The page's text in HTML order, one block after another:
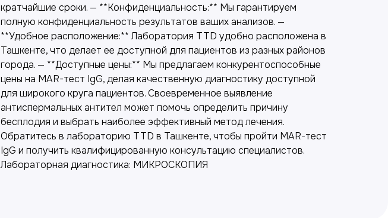
кратчайшие сроки. — **Конфиденциальность:** Мы гарантируем
полную конфиденциальность результатов ваших анализов. —
**Удобное расположение:** Лаборатория TTD удобно расположена в
Ташкенте, что делает ее доступной для пациентов из разных районов
города. — **Доступные цены:** Мы предлагаем конкурентоспособные
цены на MAR-тест IgG, делая качественную диагностику доступной
для широкого круга пациентов. Своевременное выявление
антиспермальных антител может помочь определить причину
бесплодия и выбрать наиболее эффективный метод лечения.
Обратитесь в лабораторию TTD в Ташкенте, чтобы пройти MAR-тест
IgG и получить квалифицированную консультацию специалистов.
Лабораторная диагностика: МИКРОСКОПИЯ